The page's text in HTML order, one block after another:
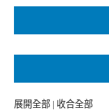
鍵
展開全部 | 收合全部